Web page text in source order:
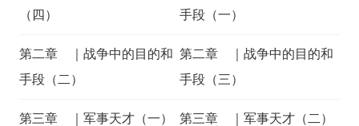
（四）
手段（一）
第二章 ｜战争中的目的和
手段（二）
第二章 ｜战争中的目的和
手段（三）
第三章 ｜军事天才（一） 第三章 ｜军事天才（二）